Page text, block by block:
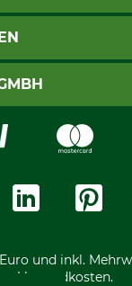
Euro und inkl.
Versandkosten.